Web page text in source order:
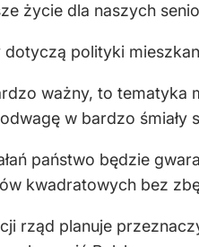
życie dla naszych
dotyczą polityki
ważny, to tematyka
w bardzo
państwo będzie
kwadratowych bez
rząd planuje